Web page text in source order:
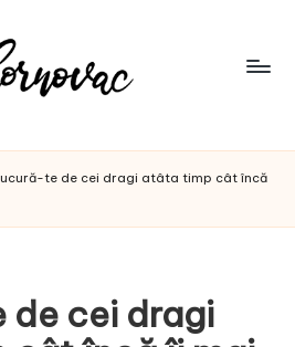
te de cei dragi atâta timp cât încă
cei dragi